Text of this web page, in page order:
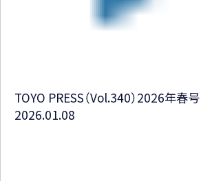
TOYO PRESS（Vol.340）2026年春号
2026.01.08